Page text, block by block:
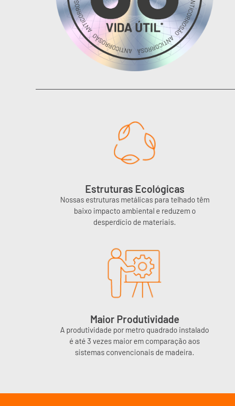
Estruturas Ecológicas
Nossas estruturas metálicas para telhado têm
baixo impacto ambiental e reduzem o
desperdício de materiais.
Maior Produtividade
A produtividade por metro quadrado instalado
é até 3 vezes maior em comparação aos
sistemas convencionais de madeira.